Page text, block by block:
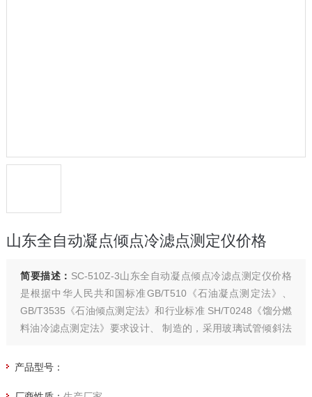
山东全自动凝点倾点冷滤点测定仪价格
简要描述： SC-510Z-3山东全自动凝点倾点冷滤点测定仪价格
是根据中华人民共和国标准GB/T510《石油凝点测定法》、
GB/T3535《石油倾点测定法》和行业标准 SH/T0248《馏分燃
料油冷滤点测定法》要求设计、 制造的，采用玻璃试管倾斜法
点、凝点、冷滤点
产品型号：